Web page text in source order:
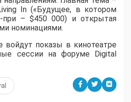
In («Будущее, в котором
при – $450 000) и открытая
номинациями.
войдут показы в кинотеатре
сессии на форуме Digital